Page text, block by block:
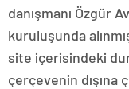
danışmanı Özgür
kuruluşunda
site içerisindeki
çerçevenin dışına